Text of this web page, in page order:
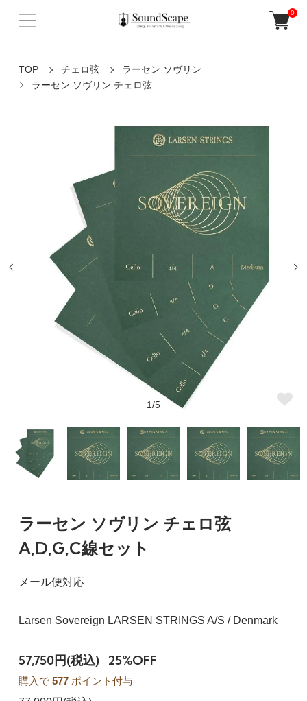
0
TOP チェロ弦
ラーセン ソヴリン
ラーセン ソヴリン チェロ弦
1/5
ラーセン ソヴリン チェロ弦
A,D,G,C線セット
メール便対応
Larsen Sovereign LARSEN STRINGS A/S / Denmark
57,750円(税込) 25%OFF
購入で 577ポイント付与